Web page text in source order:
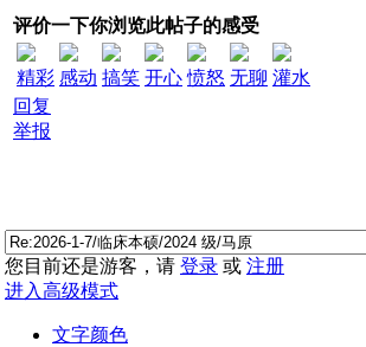
评价一下你浏览此帖子的感受
精彩 感动 搞笑 开心 愤怒 无聊 灌水
回复
举报
您目前还是游客，请 登录 或 注册
进入高级模式
文字颜色